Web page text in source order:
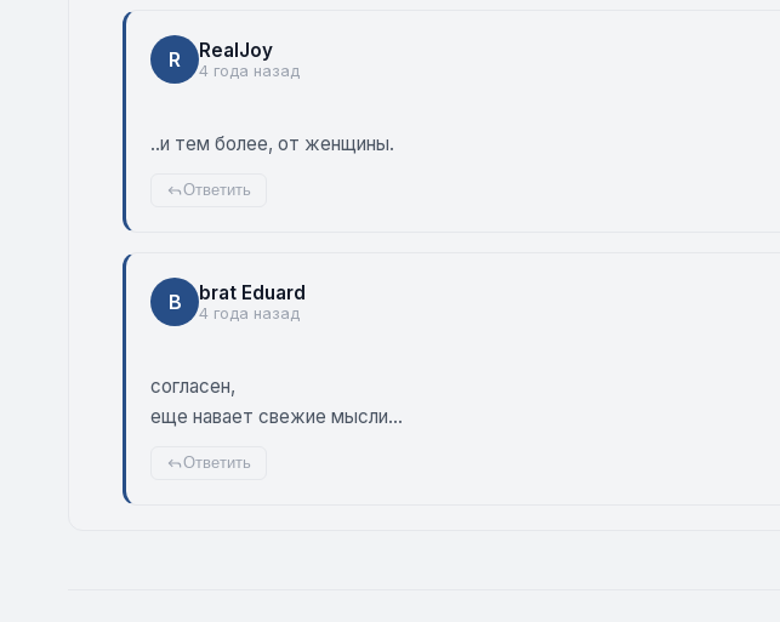
R RealJoy
4 года назад
..и тем более, от женщины.
Ответить
B brat Eduard
4 года назад
согласен,
еще навает свежие мысли...
Ответить